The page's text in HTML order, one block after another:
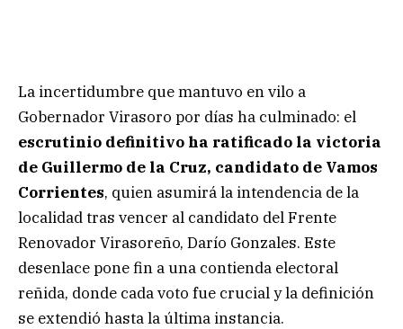
La incertidumbre que mantuvo en vilo a
Gobernador Virasoro por días ha culminado: el
escrutinio definitivo ha ratificado la victoria
de Guillermo de la Cruz, candidato de Vamos
Corrientes, quien asumirá la intendencia de la
localidad tras vencer al candidato del Frente
Renovador Virasoreño, Darío Gonzales. Este
desenlace pone fin a una contienda electoral
reñida, donde cada voto fue crucial y la definición
se extendió hasta la última instancia.